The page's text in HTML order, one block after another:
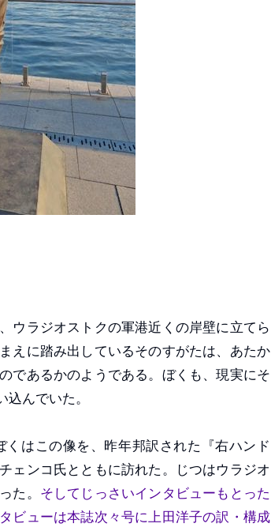
ウラジオストクの軍港近くの岸壁に立てら
えに踏み出しているそのすがたは、あたか
であるかのようである。ぼくも、現実にそ
込んでいた。
はこの像を、昨年邦訳された『右ハンド
ェンコ氏とともに訪れた。じつはウラジオ
た。 そしてじっさいインタビューもとった
ビューは本誌次々号に上田洋子の訳・構成